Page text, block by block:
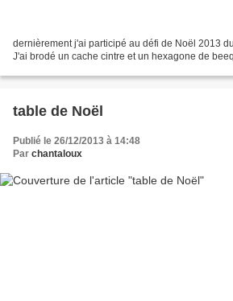
dernièrement j'ai participé au défi de Noël 2013
J'ai brodé un cache cintre et un hexagone de
table de Noël
Publié le 26/12/2013 à 14:48
Par chantaloux